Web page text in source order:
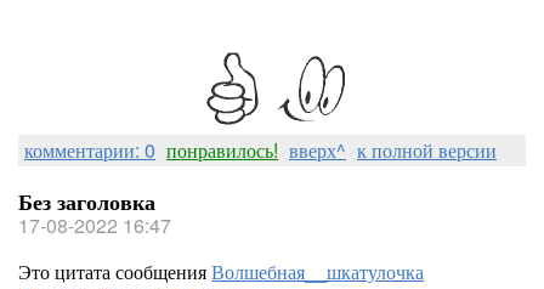
комментарии: 0 понравилось! вверх^ к полной версии
Без заголовка
17-08-2022 16:47
Это цитата сообщенияВолшебная__шкатулочка